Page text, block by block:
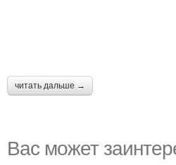
читать дальше →
Вас может